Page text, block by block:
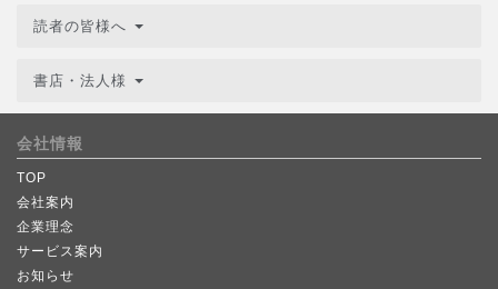
読者の皆様へ
書店・法人様
会社情報
TOP
会社案内
企業理念
サービス案内
お知らせ